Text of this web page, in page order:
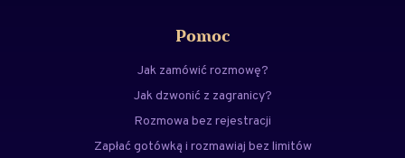
Pomoc
Jak zamówić rozmowę?
Jak dzwonić z zagranicy?
Rozmowa bez rejestracji
Zapłać gotówką i rozmawiaj bez limitów